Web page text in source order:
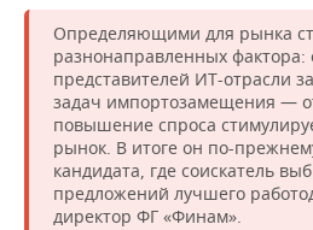
Определяющими для рынка
разнонаправленных фактора:
представителей ИТ-отрасли
задач импортозамещения —
повышение спроса
рынок. В итоге он по-
кандидата, где соискатель
предложений лучшего
директор ФГ «Финам».